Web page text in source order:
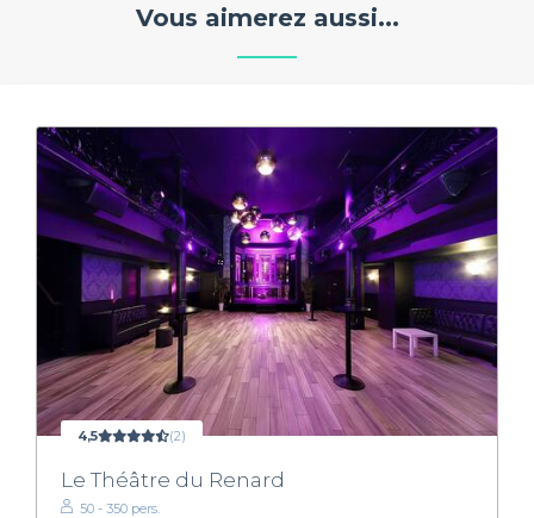
Vous aimerez aussi...
4,5 (2)
Le Théâtre du Renard
50 - 350 pers.